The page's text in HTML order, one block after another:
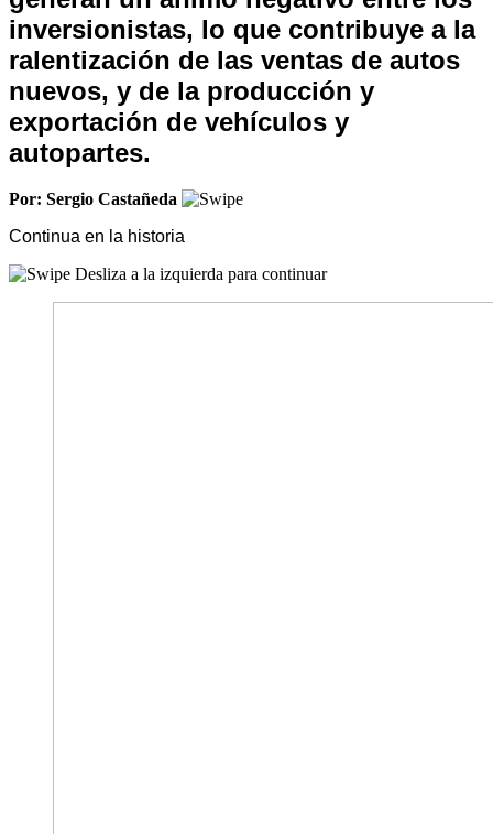
inversionistas, lo que contribuye a la
ralentización de las ventas de autos
nuevos, y de la producción y
exportación de vehículos y
autopartes.
Por: Sergio Castañeda
Continua en la historia
Desliza a la izquierda para continuar